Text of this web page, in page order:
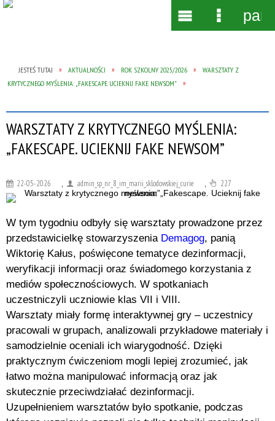
JESTEŚ TUTAJ AKTUALNOŚCI ROK SZKOLNY 2025/2026
WARSZTATY Z
KRYTYCZNEGO MYŚLENIA: „FAKESCAPE. UCIEKNIJ FAKE NEWSOM”
WARSZTATY Z KRYTYCZNEGO MYŚLENIA:
„FAKESCAPE. UCIEKNIJ FAKE NEWSOM”
22-05-2026 admin_sp_nr_8_im_marii_sklodowskiej_curie 227
W tym tygodniu odbyły się warsztaty prowadzone przez
przedstawicielkę stowarzyszenia Demagog, panią
Wiktorię Kałus, poświęcone tematyce dezinformacji,
weryfikacji informacji oraz świadomego korzystania z
mediów społecznościowych. W spotkaniach
uczestniczyli uczniowie klas VII i VIII.
Warsztaty miały formę interaktywnej gry – uczestnicy
pracowali w grupach, analizowali przykładowe materiały i
samodzielnie oceniali ich wiarygodność. Dzięki
praktycznym ćwiczeniom mogli lepiej zrozumieć, jak
łatwo można manipulować informacją oraz jak
skutecznie przeciwdziałać dezinformacji.
Uzupełnieniem warsztatów było spotkanie, podczas
Wyszukiwarka
Narzędzia
MenuMenu